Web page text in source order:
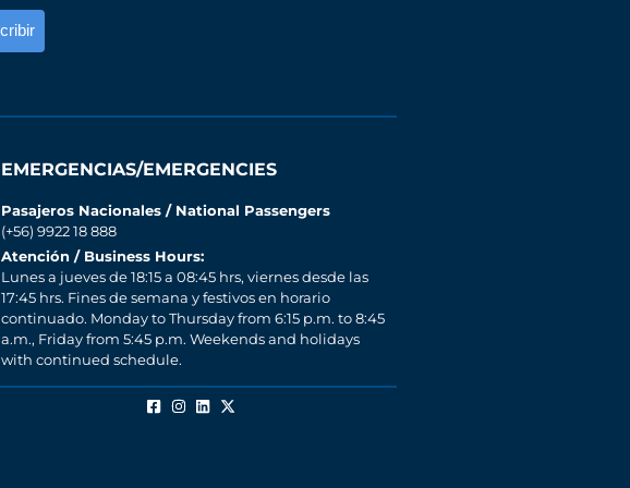
EMERGENCIAS/EMERGENCIES
Pasajeros Nacionales / National Passengers
(+56) 9922 18 888
Atención / Business Hours:
Lunes a jueves de 18:15 a 08:45 hrs, viernes desde las
17:45 hrs. Fines de semana y festivos en horario
continuado. Monday to Thursday from 6:15 p.m. to 8:45
a.m., Friday from 5:45 p.m. Weekends and holidays
with continued schedule.